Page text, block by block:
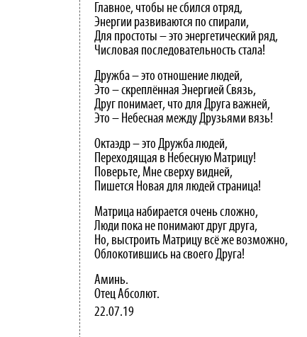
Главное, чтобы не сбился отряд,
Энергии развиваются по спирали,
Для простоты – это энергетический ряд,
Числовая последовательность стала!
Дружба – это отношение людей,
Это – скреплённая Энергией Связь,
Друг понимает, что для Друга важней,
Это – Небесная между Друзьями вязь!
Октаэдр – это Дружба людей,
Переходящая в Небесную Матрицу!
Поверьте, Мне сверху видней,
Пишется Новая для людей страница!
Матрица набирается очень сложно,
Люди пока не понимают друг друга,
Но, выстроить Матрицу всё же возможно,
Облокотившись на своего Друга!
Аминь.
Отец Абсолют.
22.07.19